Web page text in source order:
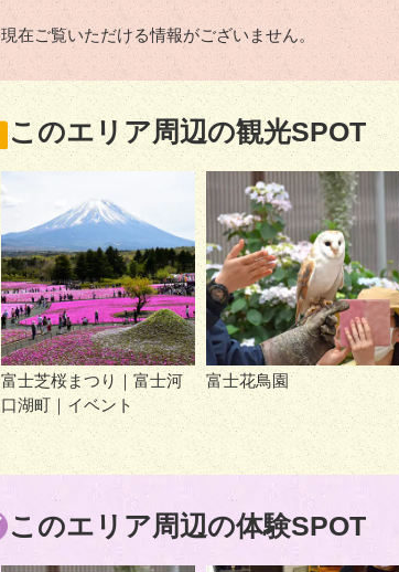
現在ご覧いただける情報がございません。
このエリア周辺の観光SPOT
富士芝桜まつり｜富士河
口湖町｜イベント
富士花鳥園
このエリア周辺の体験SPOT